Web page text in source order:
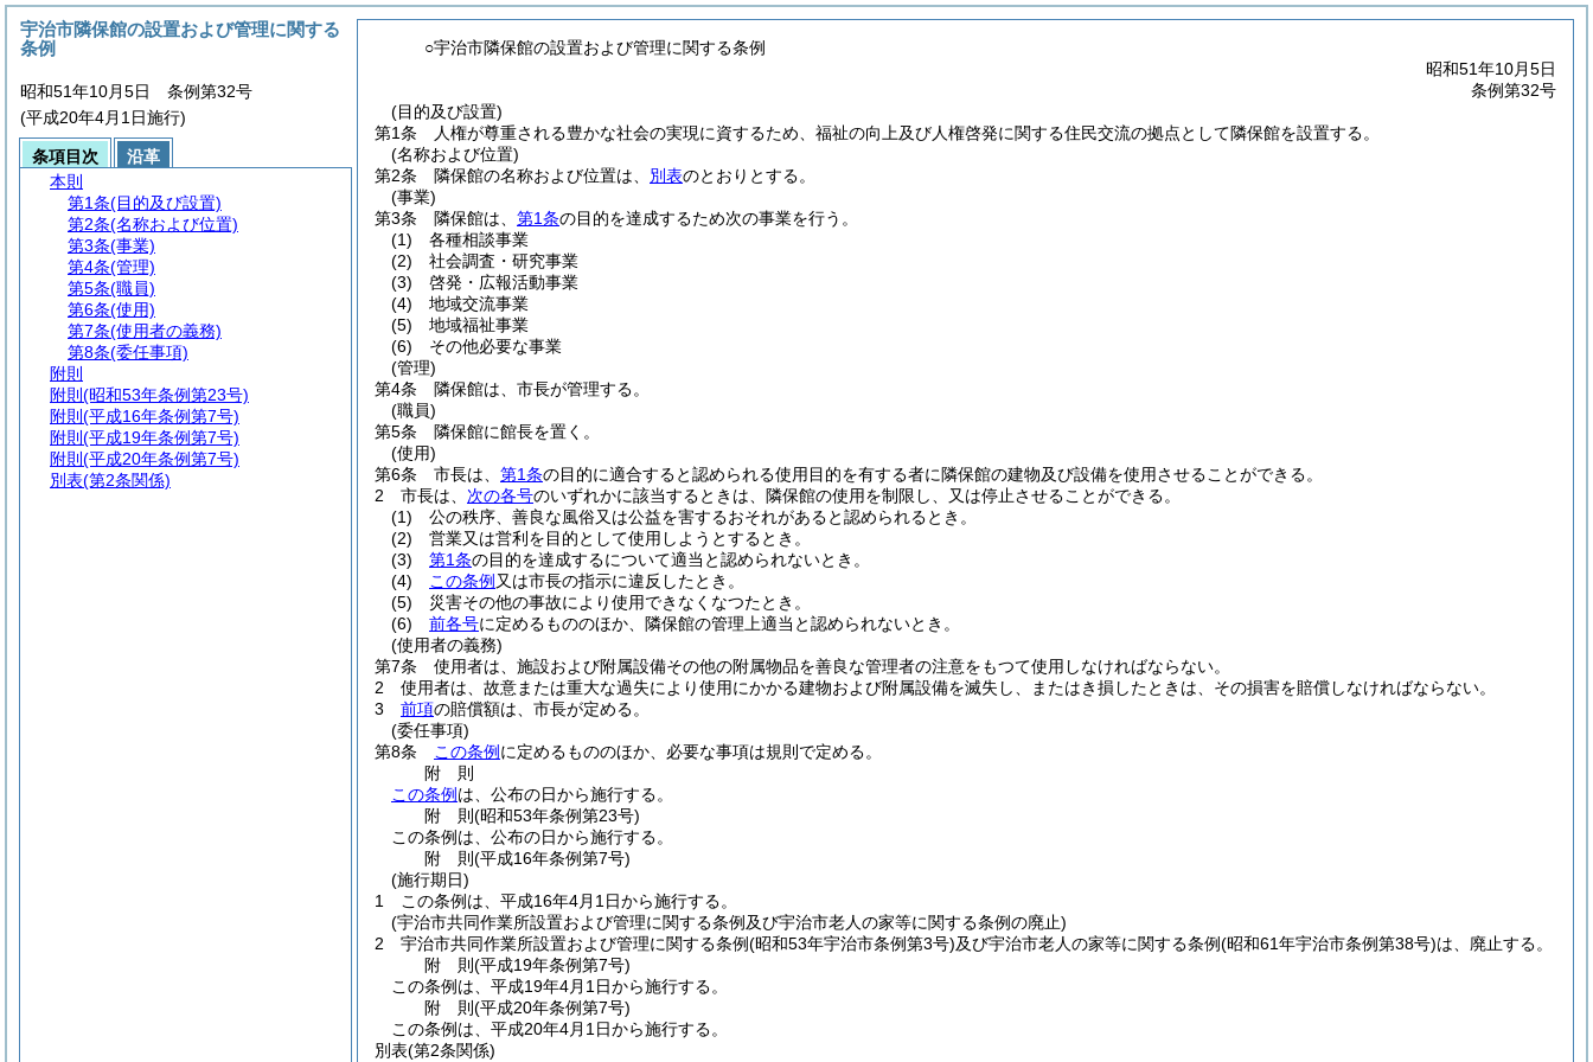
○宇治市隣保館の設置および管理に関する条例
昭和51年10月5日
条例第32号
(目的及び設置)
第1条
人権が尊重される豊かな社会の実現に資するため、福祉の向上及び人権啓発に関する住民交流の拠点として隣保館を設置する。
(名称および位置)
第2条
隣保館の名称および位置は、 別表のとおりとする。
(事業)
第3条
隣保館は、 第1条の目的を達成するため次の事業を行う。
(1)
各種相談事業
(2)
社会調査・研究事業
(3)
啓発・広報活動事業
(4)
地域交流事業
(5)
地域福祉事業
(6)
その他必要な事業
(管理)
第4条
隣保館は、市長が管理する。
(職員)
第5条
隣保館に館長を置く。
(使用)
第6条
市長は、 第1条の目的に適合すると認められる使用目的を有する者に隣保館の建物及び設備を使用させることができる。
2
市長は、 次の各号のいずれかに該当するときは、隣保館の使用を制限し、又は停止させることができる。
(1)
公の秩序、善良な風俗又は公益を害するおそれがあると認められるとき。
(2)
営業又は営利を目的として使用しようとするとき。
(3)
第1条の目的を達成するについて適当と認められないとき。
(4)
この条例 又は市長の指示に違反したとき。
(5)
災害その他の事故により使用できなくなつたとき。
(6)
前各号に定めるもののほか、隣保館の管理上適当と認められないとき。
(使用者の義務)
第7条
使用者は、施設および附属設備その他の附属物品を善良な管理者の注意をもつて使用しなければならない。
2
使用者は、故意または重大な過失により使用にかかる建物および附属設備を滅失し、またはき損したときは、その損害を賠償しなければならない。
3
前項の賠償額は、市長が定める。
(委任事項)
第8条
この条例 に定めるもののほか、必要な事項は規則で定める。
附 則
この条例 は、公布の日から施行する。
附 則(昭和53年条例第23号)
この条例は、公布の日から施行する。
附 則(平成16年条例第7号)
(施行期日)
1
この条例は、平成16年4月1日から施行する。
(宇治市共同作業所設置および管理に関する条例及び宇治市老人の家等に関する条例の廃止)
2
宇治市共同作業所設置および管理に関する条例(昭和53年宇治市条例第3号)及び宇治市老人の家等に関する条例(昭和61年宇治市条例第38号)は、廃止する。
附 則(平成19年条例第7号)
この条例は、平成19年4月1日から施行する。
附 則(平成20年条例第7号)
この条例は、平成20年4月1日から施行する。
別表(第2条関係)
宇治市隣保館の設置および管理に関する
条例
昭和51年10月5日 条例第32号
(平成20年4月1日施行)
条項目次
沿革
本則
第1条(目的及び設置)
第2条(名称および位置)
第3条(事業)
第4条(管理)
第5条(職員)
第6条(使用)
第7条(使用者の義務)
第8条(委任事項)
附則
附則 (昭和53年条例第23号)
附則 (平成16年条例第7号)
附則 (平成19年条例第7号)
附則 (平成20年条例第7号)
別表(第2条関係)